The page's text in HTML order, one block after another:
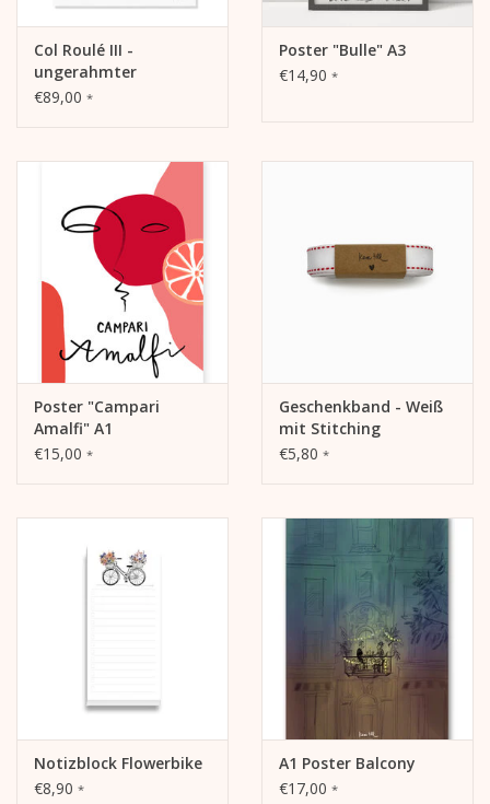
Col Roulé III -
ungerahmter
Kunstdruck
€89,00 *
Poster "Bulle" A3
€14,90 *
Poster "Campari
Amalfi" A1
€15,00 *
Geschenkband - Weiß
mit Stitching
€5,80 *
Notizblock Flowerbike
€8,90 *
A1 Poster Balcony
€17,00 *